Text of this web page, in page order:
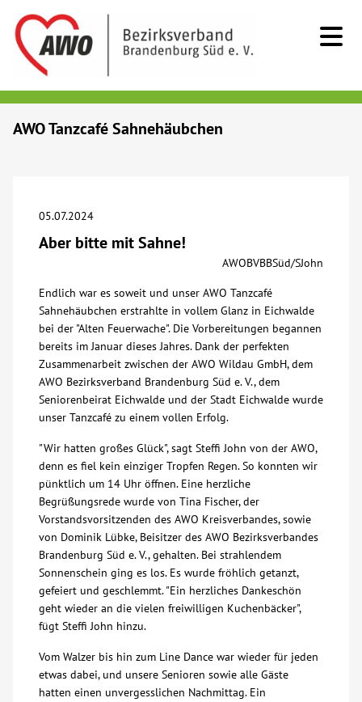
Beratung & Hilfe
Begegnung
Bildung
Über uns
Spenden
Mitmachen
Karriere
Ausbildung
Glossar
AWO Tanzcafé Sahnehäubchen
05.07.2024
Aber bitte mit Sahne!
AWOBVBBSüd/SJohn
Endlich war es soweit und unser AWO Tanzcafé
Sahnehäubchen erstrahlte in vollem Glanz in Eichwalde
bei der "Alten Feuerwache". Die Vorbereitungen begannen
bereits im Januar dieses Jahres. Dank der perfekten
Zusammenarbeit zwischen der AWO Wildau GmbH, dem
AWO Bezirksverband Brandenburg Süd e. V., dem
Seniorenbeirat Eichwalde und der Stadt Eichwalde wurde
unser Tanzcafé zu einem vollen Erfolg.
"Wir hatten großes Glück", sagt Steffi John von der AWO,
denn es fiel kein einziger Tropfen Regen. So konnten wir
pünktlich um 14 Uhr öffnen. Eine herzliche
Begrüßungsrede wurde von Tina Fischer, der
Vorstandsvorsitzenden des AWO Kreisverbandes, sowie
von Dominik Lübke, Beisitzer des AWO Bezirksverbandes
Brandenburg Süd e. V., gehalten. Bei strahlendem
Sonnenschein ging es los. Es wurde fröhlich getanzt,
gefeiert und geschlemmt. "Ein herzliches Dankeschön
geht wieder an die vielen freiwilligen Kuchenbäcker",
fügt Steffi John hinzu.
Vom Walzer bis hin zum Line Dance war wieder für jeden
etwas dabei, und unsere Senioren sowie alle Gäste
hatten einen unvergesslichen Nachmittag. Ein